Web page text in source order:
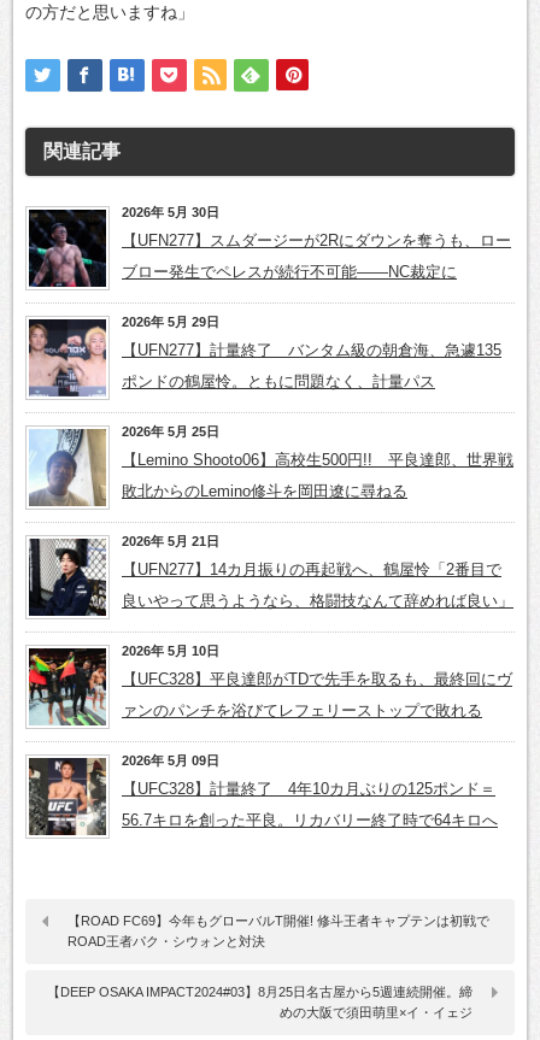
の方だと思いますね」
関連記事
2026年 5月 30日
【UFN277】スムダージーが2Rにダウンを奪うも、ロー
ブロー発生でペレスが続行不可能——NC裁定に
2026年 5月 29日
【UFN277】計量終了 バンタム級の朝倉海、急遽135
ポンドの鶴屋怜。ともに問題なく、計量パス
2026年 5月 25日
【Lemino Shooto06】高校生500円!! 平良達郎、世界戦
敗北からのLemino修斗を岡田遼に尋ねる
2026年 5月 21日
【UFN277】14カ月振りの再起戦へ、鶴屋怜「2番目で
良いやって思うようなら、格闘技なんて辞めれば良い」
2026年 5月 10日
【UFC328】平良達郎がTDで先手を取るも、最終回にヴ
ァンのパンチを浴びてレフェリーストップで敗れる
2026年 5月 09日
【UFC328】計量終了 4年10カ月ぶりの125ポンド＝
56.7キロを創った平良。リカバリー終了時で64キロへ
【ROAD FC69】今年もグローバルT開催! 修斗王者キャプテンは初戦で
ROAD王者パク・シウォンと対決
【DEEP OSAKA IMPACT2024#03】8月25日名古屋から5週連続開催。締
めの大阪で須田萌里×イ・イェジ